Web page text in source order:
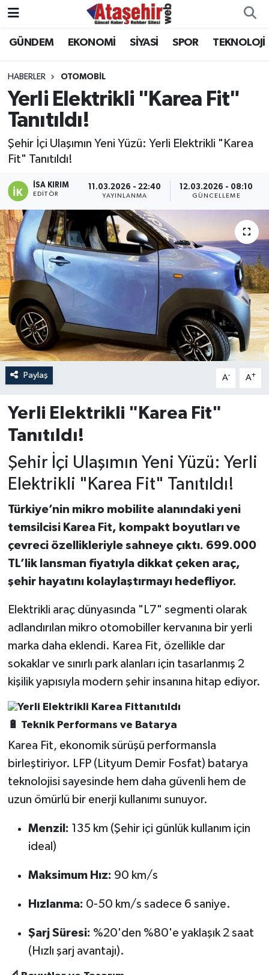
GÜNDEM EKONOMİ SİYASİ SPOR TEKNOLOJİ
HABERLER OTOMOBİL
Yerli Elektrikli "Karea Fit"
Tanıtıldı!
Şehir İçi Ulaşımın Yeni Yüzü: Yerli Elektrikli "Karea
Fit" Tanıtıldı!
İSA KIRIM
EDITÖR
11.03.2026 - 22:40
YAYINLANMA
12.03.2026 - 08:10
GÜNCELLEME
Paylaş A- A+
Yerli Elektrikli "Karea Fit"
Tanıtıldı!
Şehir İçi Ulaşımın Yeni Yüzü: Yerli
Elektrikli "Karea Fit" Tanıtıldı!
Türkiye’nin mikro mobilite alanındaki yeni
temsilcisi Karea Fit, kompakt boyutları ve
çevreci özellikleriyle sahneye çıktı. 699.000
TL’lik lansman fiyatıyla dikkat çeken araç,
şehir hayatını kolaylaştırmayı hedefliyor.
Elektrikli araç dünyasında "L7" segmenti olarak
adlandırılan mikro otomobiller kervanına bir yerli
marka daha eklendi. Karea Fit, özellikle dar
sokaklar ve sınırlı park alanları için tasarlanmış 2
kişilik yapısıyla modern şehir insanına hitap ediyor.
🔋 Teknik Performans ve Batarya
Karea Fit, ekonomik sürüşü performansla
birleştiriyor. LFP (Lityum Demir Fosfat) batarya
teknolojisi sayesinde hem daha güvenli hem de
uzun ömürlü bir enerji kullanımı sunuyor.
Menzil: 135 km (Şehir içi günlük kullanım için
ideal)
Maksimum Hız: 90 km/s
Hızlanma: 0-50 km/s sadece 6 saniye.
Şarj Süresi: %20'den %80'e yaklaşık 2 saat
(Hızlı şarj avantajı).
Hava Durumu
Trafik Durumu
Süper Lig Puan Durumu ve Fikstür
Tüm Manşetler
Haber Arşivi